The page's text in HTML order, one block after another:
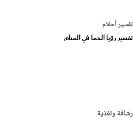
تفسير أحلام
تفسير رؤيا الحما في المنام
رشاقة وتغذية